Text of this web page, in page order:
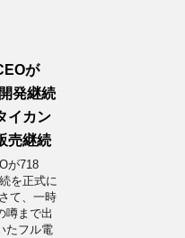
が
発継続
イカン
売継続
が718
を正式に
て、一時
噂まで出
たフル電